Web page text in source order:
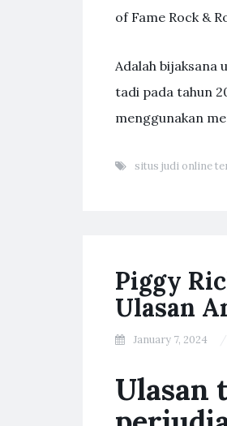
of Fame Rock &
Adalah bijaksana
tadi pada tahun
menggunakan
situs judi online
Piggy
Ulasan
January 7, 2024
Ulasan